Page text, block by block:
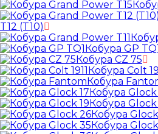
T12 (T10)
Кобура GP
Кобура CZ 75
Кобура Colt
Кобура
Кобура Glock
Кобура Glock
Кобура
Кобура